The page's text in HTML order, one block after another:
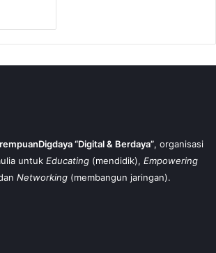
“Digital & Berdaya”, organisasi
untuk Educating (mendidik), Empowering
Networking (membangun jaringan).